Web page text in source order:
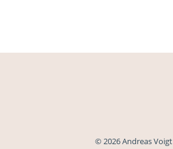
© 2026 Andreas Voigt